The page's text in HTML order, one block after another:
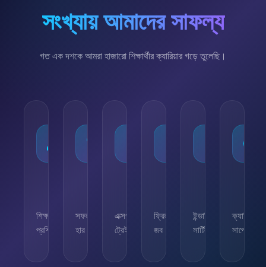
সংখ্যায় আমাদের সাফল্য
গত এক দশকে আমরা হাজারো শিক্ষার্থীর ক্যারিয়ার গড়ে তুলেছি।
শিক্ষার্থী
প্রশিক্ষিত
সফলতার
হার
এক্সপার্ট
ট্রেইনার
ফ্রিল্যান্সিং
জব
ইন্ডাস্ট্রি
সার্টিফিকেট
ক্যারিয়ার
সাপোর্ট